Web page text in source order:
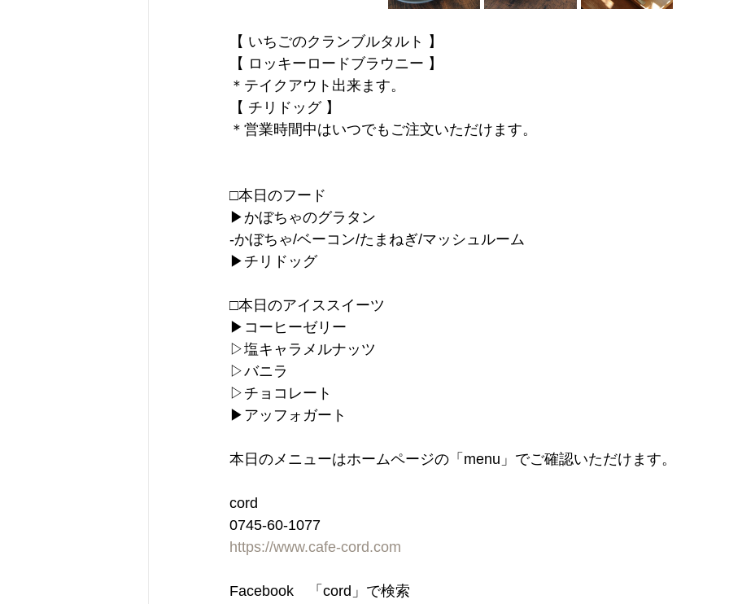
【 いちごのクランブルタルト 】
【 ロッキーロードブラウニー 】
＊テイクアウト出来ます。
【 チリドッグ 】
＊営業時間中はいつでもご注文いただけます。
□本日のフード
▶︎かぼちゃのグラタン
-かぼちゃ/ベーコン/たまねぎ/マッシュルーム
▶︎チリドッグ
□本日のアイススイーツ
▶︎コーヒーゼリー
▷塩キャラメルナッツ
▷バニラ
▷チョコレート
▶︎アッフォガート
本日のメニューはホームページの「menu」でご確認いただけます。
cord
0745-60-1077
https://www.cafe-cord.com
Facebook　「cord」で検索